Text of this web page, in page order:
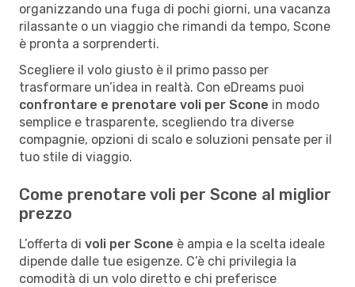
organizzando una fuga di pochi giorni, una vacanza
rilassante o un viaggio che rimandi da tempo, Scone
è pronta a sorprenderti.
Scegliere il volo giusto è il primo passo per
trasformare un’idea in realtà. Con eDreams puoi
confrontare e prenotare voli per Scone in modo
semplice e trasparente, scegliendo tra diverse
compagnie, opzioni di scalo e soluzioni pensate per il
tuo stile di viaggio.
Come prenotare voli per Scone al miglior
prezzo
L’offerta di voli per Scone è ampia e la scelta ideale
dipende dalle tue esigenze. C’è chi privilegia la
comodità di un volo diretto e chi preferisce